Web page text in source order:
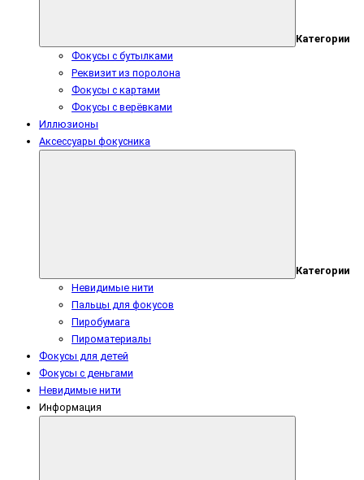
Категории
Фокусы с бутылками
Реквизит из поролона
Фокусы с картами
Фокусы с верёвками
Иллюзионы
Аксессуары фокусника
Категории
Невидимые нити
Пальцы для фокусов
Пиробумага
Пироматериалы
Фокусы для детей
Фокусы с деньгами
Невидимые нити
Информация